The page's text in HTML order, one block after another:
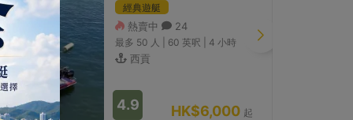
經典遊艇
熱賣中 24
最多 50 人 | 60 英呎 4 小時
西貢
4.9 HK$6,000 起